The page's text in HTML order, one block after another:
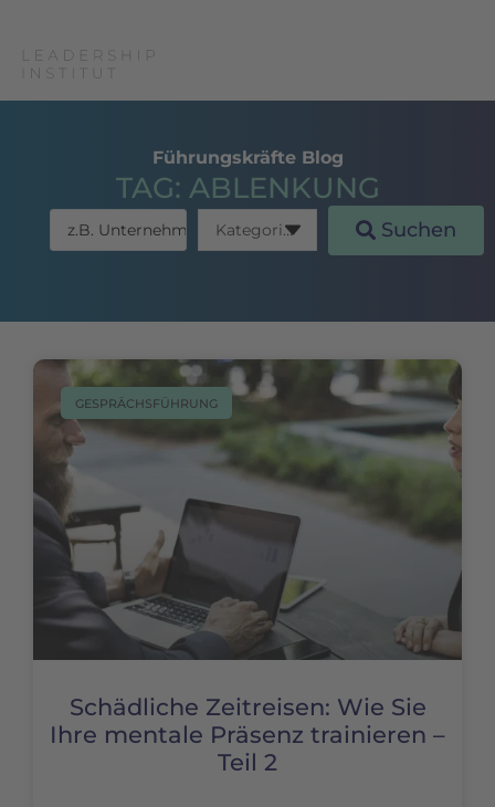
Führungskräfte Blog
TAG: ABLENKUNG
Suchen
GESPRÄCHSFÜHRUNG
Schädliche Zeitreisen: Wie Sie
Ihre mentale Präsenz trainieren –
Teil 2